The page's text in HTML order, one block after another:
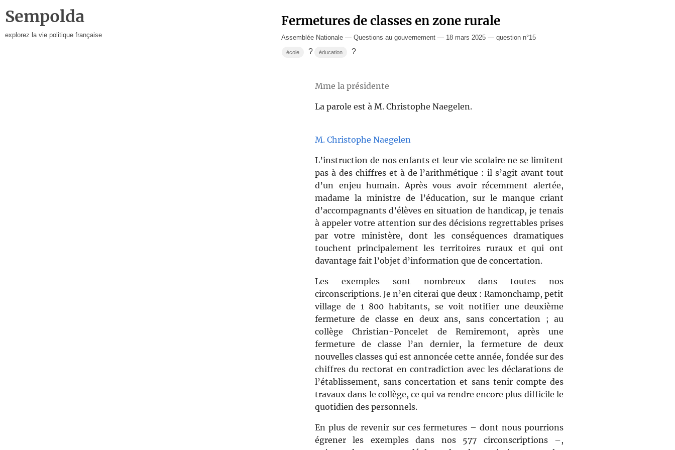
Sempolda
explorez la vie politique française
Fermetures de classes en zone rurale
Assemblée Nationale — Questions au gouvernement — 18 mars 2025 — question n°15
école ? éducation ?
Mme la présidente
La parole est à M. Christophe Naegelen.
M. Christophe Naegelen
L’instruction de nos enfants et leur vie scolaire ne se limitent
pas à des chiffres et à de l’arithmétique : il s’agit avant tout
d’un enjeu humain. Après vous avoir récemment alertée,
madame la ministre de l’éducation, sur le manque criant
d’accompagnants d’élèves en situation de handicap, je tenais
à appeler votre attention sur des décisions regrettables prises
par votre ministère, dont les conséquences dramatiques
touchent principalement les territoires ruraux et qui ont
davantage fait l’objet d’information que de concertation.
Les exemples sont nombreux dans toutes nos
circonscriptions. Je n’en citerai que deux : Ramonchamp, petit
village de 1 800 habitants, se voit notifier une deuxième
fermeture de classe en deux ans, sans concertation ; au
collège Christian-Poncelet de Remiremont, après une
fermeture de classe l’an dernier, la fermeture de deux
nouvelles classes qui est annoncée cette année, fondée sur des
chiffres du rectorat en contradiction avec les déclarations de
l’établissement, sans concertation et sans tenir compte des
travaux dans le collège, ce qui va rendre encore plus difficile le
quotidien des personnels.
En plus de revenir sur ces fermetures – dont nous pourrions
égrener les exemples dans nos 577 circonscriptions –,